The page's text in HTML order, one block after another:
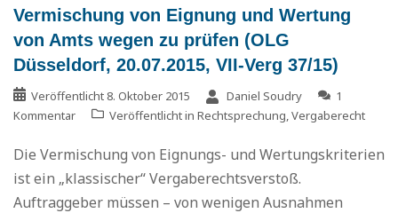
Vermischung von Eignung und Wertung
von Amts wegen zu prüfen (OLG
Düsseldorf, 20.07.2015, VII-Verg 37/15)
Veröffentlicht 8. Oktober 2015 Daniel Soudry
1
Kommentar
Veröffentlicht in Rechtsprechung,Vergaberecht
Die Vermischung von Eignungs- und Wertungskriterien
ist ein „klassischer“ Vergaberechtsverstoß.
Auftraggeber müssen – von wenigen Ausnahmen